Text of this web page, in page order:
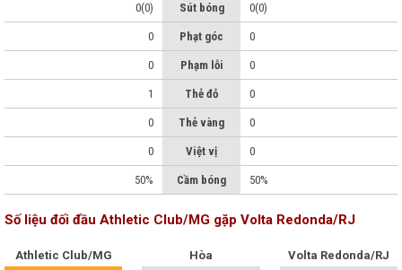
0(0) Sút bóng 0(0)
0 Phạt góc 0
0 Phạm lỗi 0
1 Thẻ đỏ 0
0 Thẻ vàng 0
0 Việt vị 0
50% Cầm bóng 50%
Số liệu đối đầu Athletic Club/MG gặp Volta Redonda/RJ
Athletic Club/MG
Hòa
Volta Redonda/RJ